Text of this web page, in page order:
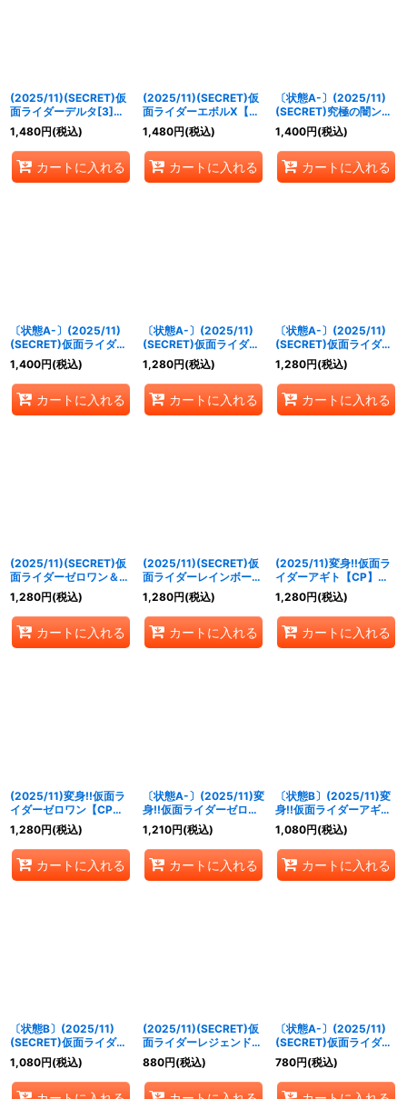
(2025/11)(SECRET)仮
面ライダーデルタ[3]
【R-SEC】{CB34-
002}《赤》
1,480円(税込)
カートに入れる
(2025/11)(SECRET)仮
面ライダーエボルX【M-
SEC】{CB34-029}
《紫》
1,480円(税込)
カートに入れる
〔状態A-〕(2025/11)
(SECRET)究極の闇ン・
ダグバ・ゼバ【M-
SEC】{CB34-030}
《紫》
1,400円(税込)
カートに入れる
〔状態A-〕(2025/11)
(SECRET)仮面ライダー
滅スティングスコーピオ
ン[3]【M-SEC】
{CB34-039}《多》
1,400円(税込)
カートに入れる
〔状態A-〕(2025/11)
(SECRET)仮面ライダー
デルタ[3]【R-SEC】
{CB34-002}《赤》
1,280円(税込)
カートに入れる
〔状態A-〕(2025/11)
(SECRET)仮面ライダー
エボルX【M-SEC】
{CB34-029}《紫》
1,280円(税込)
カートに入れる
(2025/11)(SECRET)仮
面ライダーゼロワン＆ゼ
ロツー(イズ)【X-SEC】
{CB34-X04}《緑》
1,280円(税込)
カートに入れる
(2025/11)(SECRET)仮
面ライダーレインボーガ
ッチャード【X-SEC】
{CB34-X06}《多》
1,280円(税込)
カートに入れる
(2025/11)変身!!仮面ラ
イダーアギト【CP】
{CB34-CP01}《赤》
1,280円(税込)
カートに入れる
(2025/11)変身!!仮面ラ
イダーゼロワン【CP】
{CB34-CP06}《緑》
1,280円(税込)
カートに入れる
〔状態A-〕(2025/11)変
身!!仮面ライダーゼロワ
ン【CP】{CB34-
CP06}《緑》
1,210円(税込)
カートに入れる
〔状態B〕(2025/11)変
身!!仮面ライダーアギト
【CP】{CB34-CP01}
《赤》
1,080円(税込)
カートに入れる
〔状態B〕(2025/11)
(SECRET)仮面ライダー
デルタ[3]【R-SEC】
{CB34-002}《赤》
1,080円(税込)
(2025/11)(SECRET)仮
面ライダーレジェンド
【R-SEC】{CB34-
053}《多》
880円(税込)
〔状態A-〕(2025/11)
(SECRET)仮面ライダー
レジェンド【R-SEC】
{CB34-053}《多》
780円(税込)